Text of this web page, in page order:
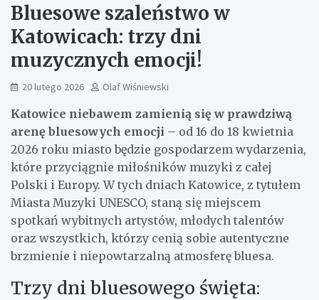
Bluesowe szaleństwo w
Katowicach: trzy dni
muzycznych emocji!
20 lutego 2026 Olaf Wiśniewski
Katowice niebawem zamienią się w prawdziwą
arenę bluesowych emocji – od 16 do 18 kwietnia
2026 roku miasto będzie gospodarzem wydarzenia,
które przyciągnie miłośników muzyki z całej
Polski i Europy. W tych dniach Katowice, z tytułem
Miasta Muzyki UNESCO, staną się miejscem
spotkań wybitnych artystów, młodych talentów
oraz wszystkich, którzy cenią sobie autentyczne
brzmienie i niepowtarzalną atmosferę bluesa.
Trzy dni bluesowego święta: